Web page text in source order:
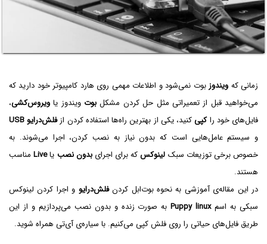
زمانی که ویندوز بوت نمی‌شود و اطلاعات مهمی روی هارد کامپیوتر خود دارید که
می‌خواهید قبل از تعمیراتی مثل حل کردن مشکل بوت ویندوز یا ویروس‌کشی،
فایل‌های خود راکپیکنید، یکی از بهترین راه‌ها استفاده کردن ازفلش‌درایو USB
و سیستم عامل‌هایی است که بدون نیاز به نصب کردن، اجرا می‌شوند. به
خصوص برخی توزیعات سبک لینوکسکه برای اجرایبدون نصب یاLiveمناسب
هستند.
در این مقاله‌ی آموزشی به نحوه بوت‌ابل کردنفلش‌درایو و اجرا کردن لینوکس
سبکی به اسمPuppy linuxبه صورت زنده و بدون نصب می‌پردازیم و از این
طریق فایل‌های حیاتی را روی فلش کپی می‌کنیم. با سیاره‌ی آی‌تی همراه شوید.